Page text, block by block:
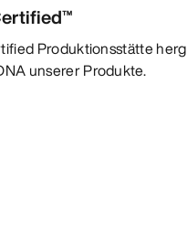
Produktionsstätte
unserer Produkte.